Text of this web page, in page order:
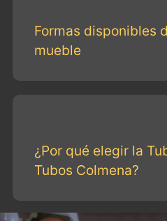
Formas disponibles
mueble
¿Por qué elegir la
Tubos Colmena?